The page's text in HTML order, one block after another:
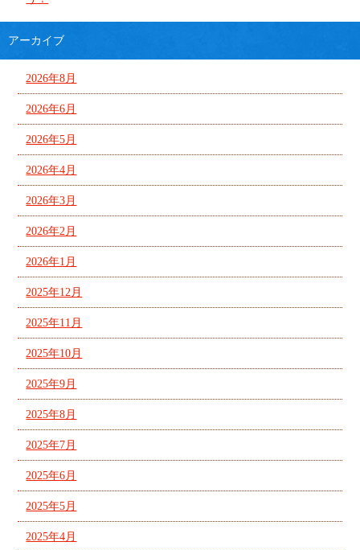
アーカイブ
2026年8月
2026年6月
2026年5月
2026年4月
2026年3月
2026年2月
2026年1月
2025年12月
2025年11月
2025年10月
2025年9月
2025年8月
2025年7月
2025年6月
2025年5月
2025年4月